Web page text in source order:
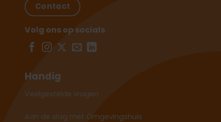
Contact
Volg ons op socials
Handig
Veelgestelde vragen
Aan de slag met Omgevingshuis